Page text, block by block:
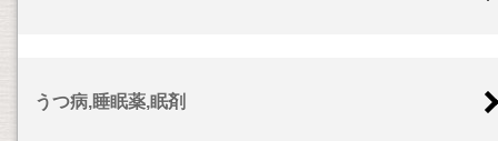
うつ病,睡眠薬,眠剤